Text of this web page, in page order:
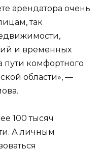
арендатора очень
так
и временных
пути комфортного
области», —
100 тысяч
А личным